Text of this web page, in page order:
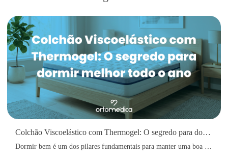
Colchão Viscoelástico com Thermogel: O segredo para dormir melhor todo o ano
Dormir bem é um dos pilares fundamentais para manter uma boa saúde física e mental. No entanto, muitas pessoas acordam diariamente com dores nas costas, sensação de cansaço, rigidez muscular ou até dificuldades em adormecer devido ao calor acumulado durante a noite.